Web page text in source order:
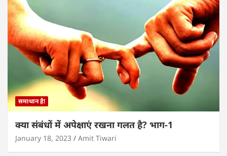
समाधान है!
क्या संबंधों में अपेक्षाएं रखना गलत है? भाग-1
January 18, 2023 Amit Tiwari